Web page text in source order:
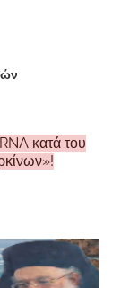
κατά του